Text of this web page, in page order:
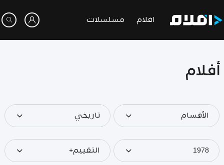
افلام مسلسلات
أفلام
الأقسام تاريخي
1978 التقييم+